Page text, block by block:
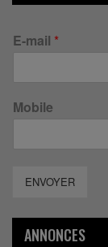
E-mail *
Mobile
ENVOYER
ANNONCES